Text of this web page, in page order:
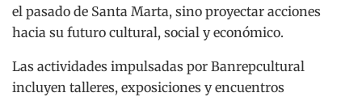
el pasado de Santa Marta, sino proyectar acciones
hacia su futuro cultural, social y económico.
Las actividades impulsadas por Banrepcultural
incluyen talleres, exposiciones y encuentros